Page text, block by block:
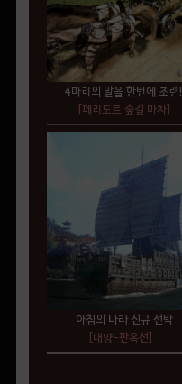
4마리의 말을 한번에 조련!
[페리도트 숲길 마차]
아침의 나라 신규 선박
[대양-판옥선]